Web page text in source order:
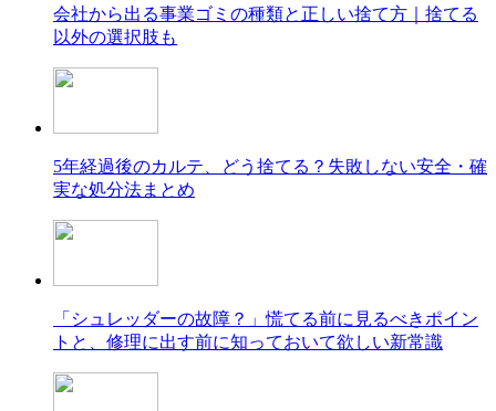
会社から出る事業ゴミの種類と正しい捨て方｜捨てる
以外の選択肢も
5年経過後のカルテ、どう捨てる？失敗しない安全・確
実な処分法まとめ
「シュレッダーの故障？」慌てる前に見るべきポイン
トと、修理に出す前に知っておいて欲しい新常識